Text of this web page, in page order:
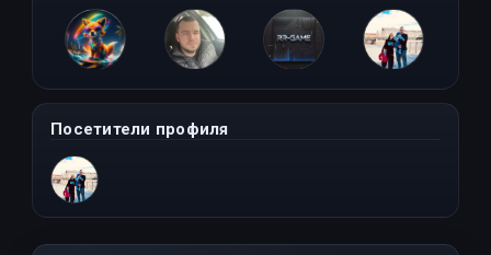
Посетители профиля